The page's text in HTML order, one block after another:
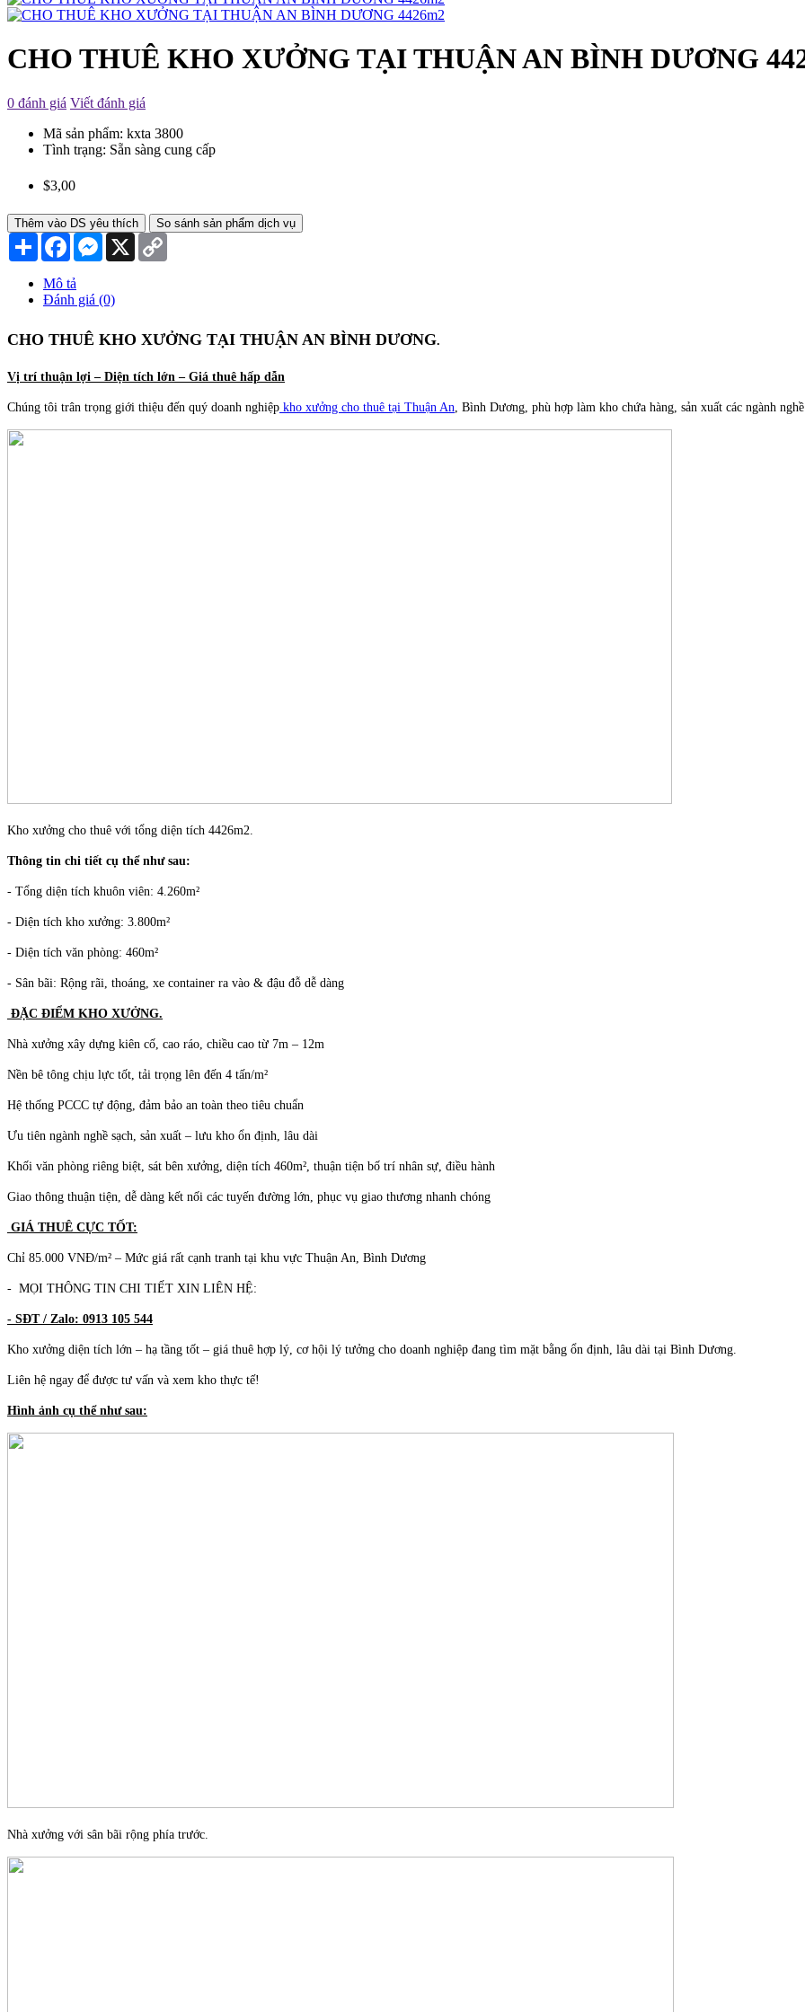
CHO THUÊ KHO XƯỞNG TẠI THUẬN AN BÌNH DƯƠNG
0 đánh giá Viết đánh giá
Mã sản phẩm: kxta 3800
Tình trạng: Sẵn sàng cung cấp
$3,00
Thêm vào DS yêu thích So sánh sản phẩm dịch vụ
Chia
sẻ
FacebookMessenger
X
Mô tả
Đánh giá (0)
CHO THUÊ KHO XƯỞNG TẠI THUẬN AN BÌNH DƯƠNG.
Vị trí thuận lợi – Diện tích lớn – Giá thuê hấp dẫn
Chúng tôi trân trọng giới thiệu đến quý doanh nghiệp kho xưởng cho thuê tại Thuận An , Bình Dương, phù hợp làm kho chứa hàng, sản xuất các ngành
Kho xưởng cho thuê với tổng diện tích 4426m2.
Thông tin chi tiết cụ thể như sau:
- Tổng diện tích khuôn viên: 4.260m²
- Diện tích kho xưởng: 3.800m²
- Diện tích văn phòng: 460m²
- Sân bãi: Rộng rãi, thoáng, xe container ra vào & đậu đỗ dễ dàng
ĐẶC ĐIỂM KHO XƯỞNG.
Nhà xưởng xây dựng kiên cố, cao ráo, chiều cao từ 7m – 12m
Nền bê tông chịu lực tốt, tải trọng lên đến 4 tấn/m²
Hệ thống PCCC tự động, đảm bảo an toàn theo tiêu chuẩn
Ưu tiên ngành nghề sạch, sản xuất – lưu kho ổn định, lâu dài
Khối văn phòng riêng biệt, sát bên xưởng, diện tích 460m², thuận tiện bố trí nhân sự, điều hành
Giao thông thuận tiện, dễ dàng kết nối các tuyến đường lớn, phục vụ giao thương nhanh chóng
GIÁ THUÊ CỰC TỐT:
Chỉ 85.000 VNĐ/m² – Mức giá rất cạnh tranh tại khu vực Thuận An, Bình Dương
- MỌI THÔNG TIN CHI TIẾT XIN LIÊN HỆ:
- SĐT / Zalo: 0913 105 544
Kho xưởng diện tích lớn – hạ tầng tốt – giá thuê hợp lý, cơ hội lý tưởng cho doanh nghiệp đang tìm mặt bằng ổn định, lâu dài tại Bình Dương.
Liên hệ ngay để được tư vấn và xem kho thực tế!
Hình ảnh cụ thể như sau:
Nhà xưởng với sân bãi rộng phía trước.